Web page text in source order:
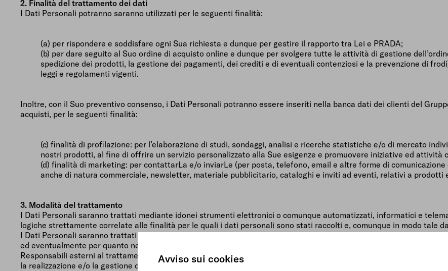
Avviso sui cookies
2. Finalità del trattamento dei dati
I Dati Personali potranno saranno utilizzati per le seguenti finalità:
(a) per rispondere e soddisfare ogni Sua richiesta e dunque per gestire il rapporto tra Lei e PRADA;
(b) per dare seguito al Suo ordine di acquisto online e dunque per svolgere tutte le attività di gestione
spedizione dei prodotti, la gestione dei pagamenti, dei crediti e di eventuali contenziosi e la prevenzione di
leggi e regolamenti vigenti.
Inoltre, con il Suo preventivo consenso, i Dati Personali potranno essere inseriti nella banca dati dei clienti del
acquisti, per le seguenti finalità:
(c) finalità di profilazione: per l’elaborazione di studi, sondaggi, analisi e ricerche statistiche e/o di mercato
nostri prodotti, al fine di offrire un servizio personalizzato alla Sue esigenze e promuovere iniziative ed
(d) finalità di marketing: per contattarLa e/o inviarLe (per posta, telefono, email e altre forme di
anche di natura commerciale, newsletter, materiale pubblicitario, cataloghi e inviti ad eventi, relativi a prodotti
3. Modalità del trattamento
I Dati Personali saranno trattati mediante idonei strumenti elettronici o comunque automatizzati, informatici e
logiche strettamente correlate alle finalità per le quali i dati personali sono stati raccolti e, comunque in modo tale
I Dati Personali saranno trattati da personale interno del Gruppo Prada all’uopo autorizzato al trattamento
ed eventualmente per quanto necessario e/o strumentale per l’esecuzione delle finalità sopra indicate da soggetti
Responsabili esterni al trattamento (es. service provider, spedizionieri, tecnici che effettuano la manutenzione dei
la realizzazione e/o la gestione di campagne promozionali dei propri prodotti o servizi, ecc).